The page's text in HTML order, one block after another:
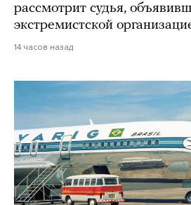
рассмотрит судья,
экстремистской
14 часов назад